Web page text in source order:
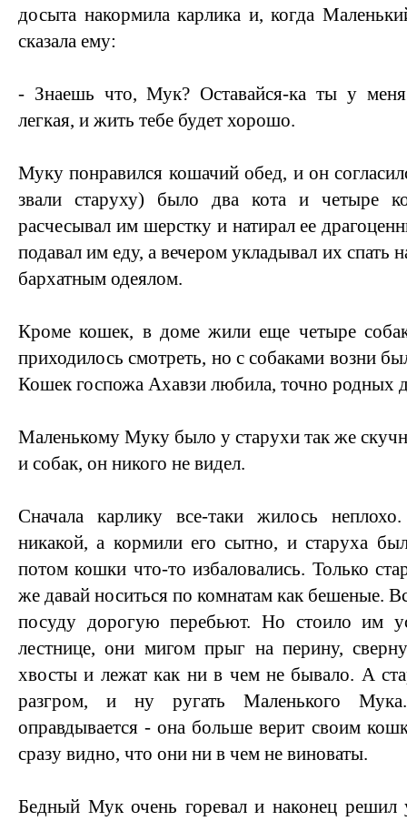
досыта накормила карлика и, когда
сказала ему:
- Знаешь что, Мук? Оставайся-ка ты у
легкая, и жить тебе будет хорошо.
Муку понравился кошачий обед, и он
звали старуху) было два кота и четыре
расчесывал им шерстку и натирал ее
подавал им еду, а вечером укладывал их спать
бархатным одеялом.
Кроме кошек, в доме жили еще четыре
приходилось смотреть, но с собаками возни
Кошек госпожа Ахавзи любила, точно родных
Маленькому Муку было у старухи так же
и собак, он никого не видел.
Сначала карлику все-таки жилось
никакой, а кормили его сытно, и старуха
потом кошки что-то избаловались. Только
же давай носиться по комнатам как бешеные.
посуду дорогую перебьют. Но стоило им
лестнице, они мигом прыг на перину,
хвосты и лежат как ни в чем не бывало. А
разгром, и ну ругать Маленького
оправдывается - она больше верит своим
сразу видно, что они ни в чем не виноваты.
Бедный Мук очень горевал и наконец решил